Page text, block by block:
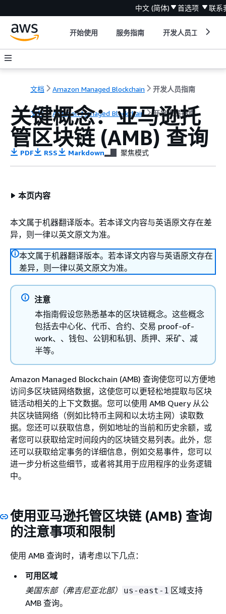
中文 (简体) 首选项 联系
开始使用 服务指南 开发人员工具
文档 Amazon Managed Blockchain 开发人员指南
文档 Amazon Managed Blockchain 开发人员指南
关键概念：亚马逊托
管区块链 (AMB) 查询
PDF RSS Markdown 聚焦模式
本页内容
本文属于机器翻译版本。若本译文内容与英语原文存在差
异，则一律以英文原文为准。
本文属于机器翻译版本。若本译文内容与英语原文存在
差异，则一律以英文原文为准。
注意
本指南假设您熟悉基本的区块链概念。这些概念
包括去中心化、代币、合约、交易 proof-of-
work、、钱包、公钥和私钥、质押、采矿、减
半等。
Amazon Managed Blockchain (AMB) 查询使您可以方便地
访问多区块链网络数据，这使您可以更轻松地提取与区块
链活动相关的上下文数据。您可以使用 AMB Query 从公
共区块链网络（例如比特币主网和以太坊主网）读取数
据。您还可以获取信息，例如地址的当前和历史余额，或
者您可以获取给定时间段内的区块链交易列表。此外，您
还可以获取给定事务的详细信息，例如交易事件，您可以
进一步分析这些细节，或者将其用于应用程序的业务逻辑
中。
使用亚马逊托管区块链 (AMB) 查询
的注意事项和限制
使用 AMB 查询时，请考虑以下几点：
可用区域
美国东部（弗吉尼亚北部）
us-east-1 区域支持
AMB 查询。